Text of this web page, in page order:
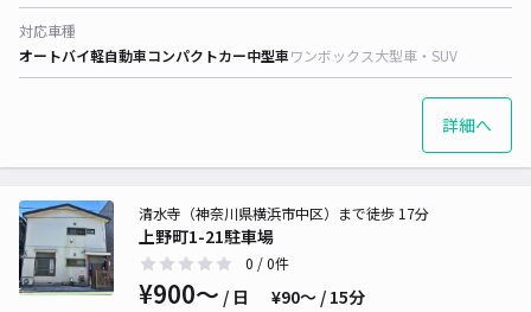
対応車種
オートバイ軽自動車コンパクトカー中型車ワンボックス大型車・SUV
詳細へ
上野町1-21駐車場
清水寺（神奈川県横浜市中区）まで徒歩 17分
0 / 0件
¥900〜 / 日 ¥90〜 / 15分